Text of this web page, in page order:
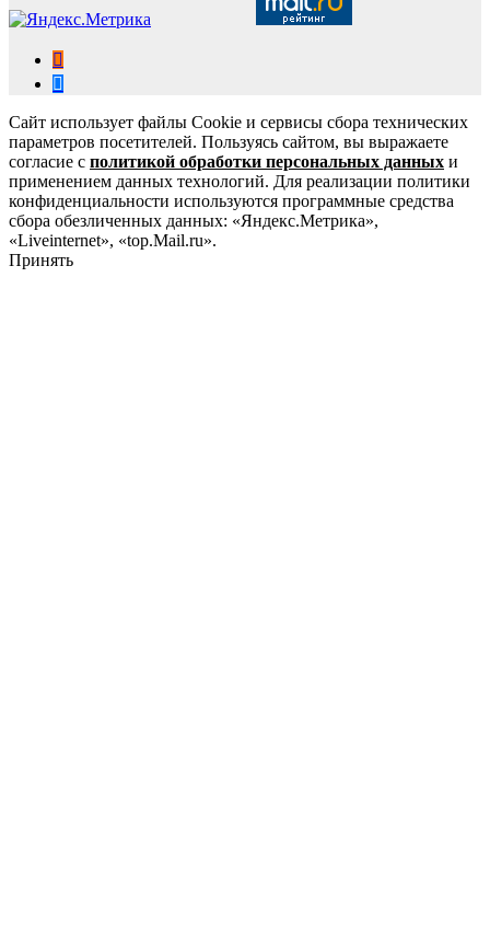
Сайт использует файлы Cookie и сервисы сбора технических
параметров посетителей. Пользуясь сайтом, вы выражаете
согласие с политикой обработки персональных данных и
применением данных технологий. Для реализации политики
конфиденциальности используются программные средства
сбора обезличенных данных: «Яндекс.Метрика»,
«Liveinternet», «top.Mail.ru».
Принять